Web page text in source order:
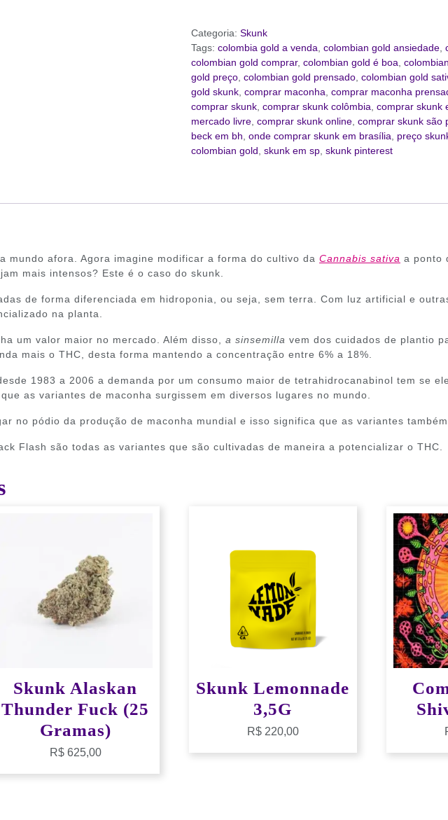
Categoria: Skunk
Tags: colombia gold a venda colombian gold ansiedade,
colombian gold comprar, colombian gold é boa
gold preço, colombian gold prensado, colombian gold
gold skunk, comprar maconha comprar maconha
comprar skunk, comprar skunk colômbia comprar skunk
mercado livre, comprar skunk online, comprar skunk são
beck em bh onde comprar skunk em brasília preço
colombian gold skunk em sp, skunk pinterest
mundo afora. Agora imagine modificar a forma do cultivo da Cannabis sativa a ponto
mais intensos? Este é o caso do skunk.
de forma diferenciada em hidroponia, ou seja, sem terra. Com luz artificial e
na planta.
um valor maior no mercado. Além disso, a sinsemilla vem dos cuidados de plantio
mais o THC, desta forma mantendo a concentração entre 6% a 18%.
1983 a 2006 a demanda por um consumo maior de tetrahidrocanabinol tem se
as variantes de maconha surgissem em diversos lugares no mundo.
no pódio da produção de maconha mundial e isso significa que as variantes
Flash são todas as variantes que são cultivadas de maneira a potencializar o THC.
Skunk Alaskan
Thunder Fuck (25
Gramas)
R$625,00
Skunk Lemonnade
3,5G
R$220,00